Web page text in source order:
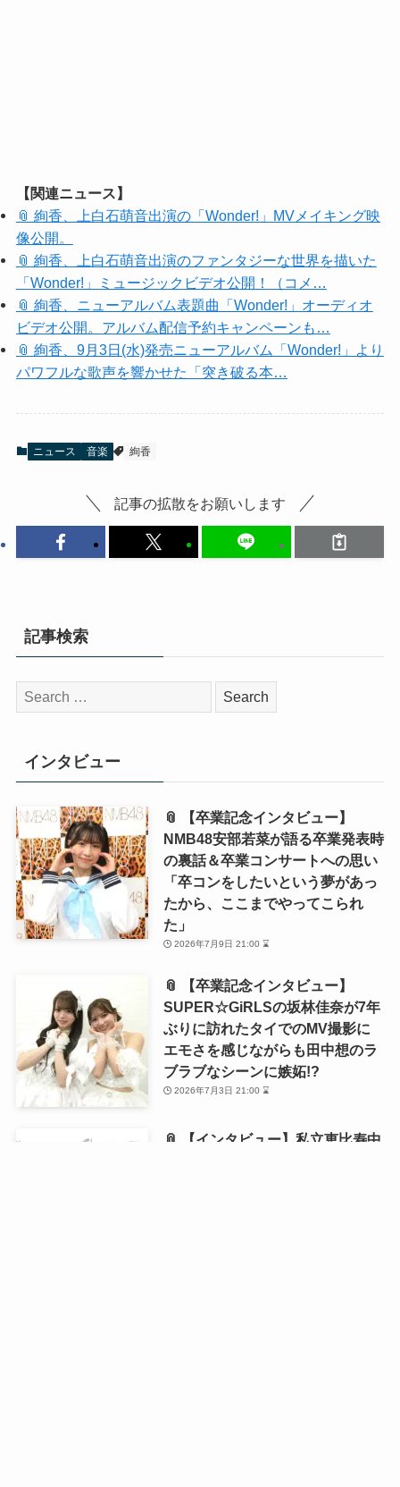
【関連ニュース】
📎 絢香、上白石萌音出演の「Wonder!」MVメイキング映
像公開。
📎 絢香、上白石萌音出演のファンタジーな世界を描いた
「Wonder!」ミュージックビデオ公開！（コメ…
📎 絢香、ニューアルバム表題曲「Wonder!」オーディオ
ビデオ公開。アルバム配信予約キャンペーンも…
📎 絢香、9月3日(水)発売ニューアルバム「Wonder!」より
パワフルな歌声を響かせた「突き破る本…
ニュース 音楽 絢香
記事の拡散をお願いします
記事検索
検
索:
インタビュー
📎 【卒業記念インタビュー】
NMB48安部若菜が語る卒業発表時
の裏話＆卒業コンサートへの思い
「卒コンをしたいという夢があっ
たから、ここまでやってこられ
た」
2026年7月9日 21:00 ⌛
📎 【卒業記念インタビュー】
SUPER☆GiRLSの坂林佳奈が7年
ぶりに訪れたタイでのMV撮影に
エモさを感じながらも田中想のラ
ブラブなシーンに嫉妬!?
2026年7月3日 21:00 ⌛
📎 【インタビュー】私立恵比寿中